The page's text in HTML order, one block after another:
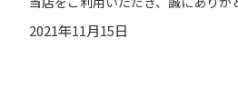
2021年11月15日